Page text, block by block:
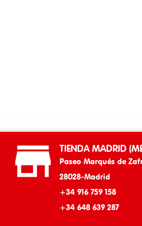
 TIENDA MADRID
Paseo Marqués de
28028-Madrid
+34 916 759 158
+34 648 639 287